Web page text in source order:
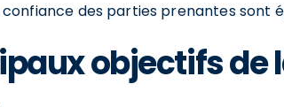
des parties prenantes sont
objectifs de